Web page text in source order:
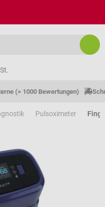
(> 1000 Bewertungen)
Pulsoximeter